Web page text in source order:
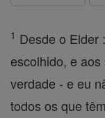
1 Desde o Elder
escolhido, e
verdade - e eu
todos os que